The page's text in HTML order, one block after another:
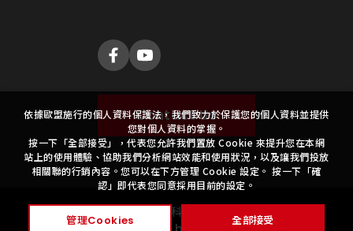
Contact Us
Copyright © 昭松科技
All Rights Reserved.
依據歐盟施行的個人資料保護法，我們致力於保護您的個人資料並提供
您對個人資料的掌握。
按一下「全部接受」，代表您允許我們置放 Cookie 來提升您在本網
站上的使用體驗、協助我們分析網站效能和使用狀況，以及讓我們投放
相關聯的行銷內容。您可以在下方管理 Cookie 設定。 按一下「確
認」即代表您同意採用目前的設定。
管理Cookies 全部接受